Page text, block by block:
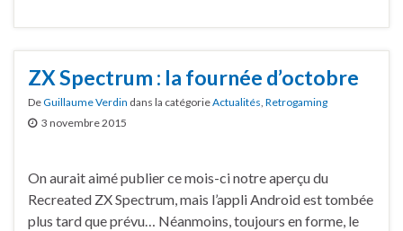
ZX Spectrum : la fournée d’octobre
DeGuillaume Verdin dans la catégorieActualités Retrogaming
3 novembre 2015
On aurait aimé publier ce mois-ci notre aperçu du
Recreated ZX Spectrum, mais l’appli Android est tombée
plus tard que prévu… Néanmoins, toujours en forme, le